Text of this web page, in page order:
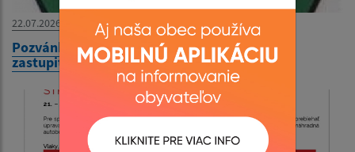
22.07.2026
Pozvánka na XXIV. zasadnutie obecného
zastupiteľstva